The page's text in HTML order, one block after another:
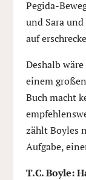
Pegida-
und Sara
auf
Deshalb
einem
Buch macht
zählt Boyles
Aufgabe,
T.C. Boyle: